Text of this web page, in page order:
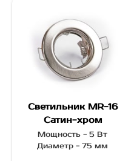
Светильник MR-16
Сатин-хром
Мощность - 5 Вт
Диаметр - 75 мм